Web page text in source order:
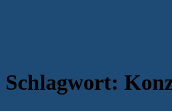
Schlagwort: